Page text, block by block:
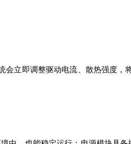
立即调整驱动电流、散热强度，